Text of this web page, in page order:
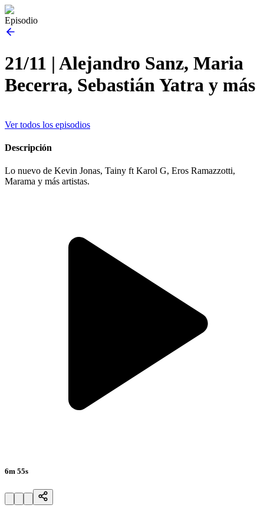
Episodio
21/11 | Alejandro Sanz, Maria
Becerra, Sebastián Yatra y más
Ver todos los episodios
Descripción
Lo nuevo de Kevin Jonas, Tainy ft Karol G, Eros Ramazzotti,
Marama y más artistas.
6m 55s